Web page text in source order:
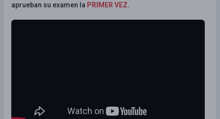
aprueban su examen la PRIMER VEZ.